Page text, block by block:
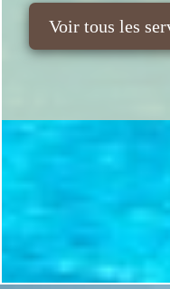
Voir tous les